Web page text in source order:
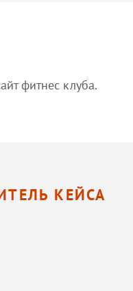
фитнес клуба.
КЕЙСА